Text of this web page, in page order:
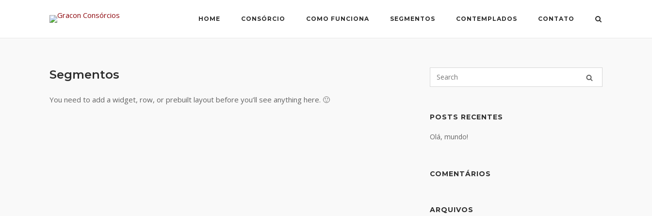
HOME CONSÓRCIO COMO FUNCIONA SEGMENTOS CONTEMPLADOS CONTATO
Segmentos
You need to add a widget, row, or prebuilt layout before you’ll see anything here. 🙂
POSTS RECENTES
Olá, mundo!
COMENTÁRIOS
ARQUIVOS